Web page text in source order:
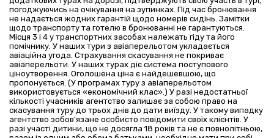
погоджуючись на очікування на зупинках. Під час бронювання
не надається жодних гарантій щодо номерів сидінь. Замітки
щодо транспорту та готелю в бронюванні не гарантуються.
Місця 3 і 4 у транспортних засобах належать гіду та його
помічнику. У наших тури з авіаперельотом укладається
авіаційна угода. Страхування скасування не покриває
авіаперельоти. У наших турах діє система поступового
ціноутворення. Оголошена ціна є найдешевшою, що
пропонується. (У програмах туру з авіаперельотом
використовується «економічний клас».) У разі недостатньої
кількості учасників агентство залишає за собою право на
скасування туру до трьох днів до дати виїзду. У такому випадку
агентство зобов'язане особисто повідомити своїх клієнтів. У
разі участі дитини, що не досягла 18 років та не є повнолітньою,